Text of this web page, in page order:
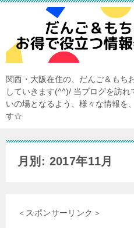
関西・大阪在住の、だんご＆もち
していきます(^^)/ 当ブログを訪
いの場となるよう、様々な情報を
す☆
月別: 2017年11月
＜スポンサーリンク＞